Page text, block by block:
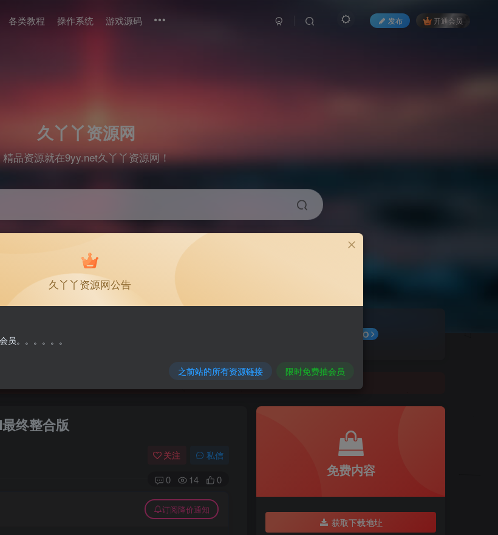
各类教程 操作系统 游戏源码 发布 开通会员
久丫丫资源网
精品资源就在9yy.net久丫丫资源网！
戏 GO
终整合版
关注 私信
0 14 0
订阅降价通知
免费内容
获取下载地址
久丫丫资源网公告
员。。。。。。
之前站的所有资源链接 限时免费抽会员